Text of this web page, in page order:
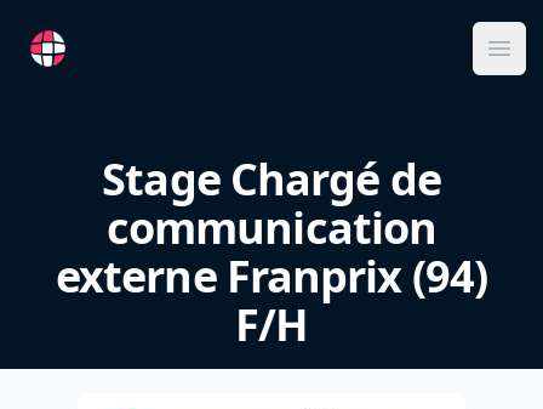
RemoteFR
Stage Chargé de
communication
externe Franprix (94)
F/H